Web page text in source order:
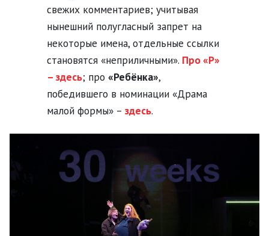
свежих комментариев; учитывая
нынешний полугласный запрет на
некоторые имена, отдельные ссылки
становятся «неприличными». Про «Р»
– здесь; про «Ребёнка»,
победившего в номинации «Драма
малой формы» – здесь.